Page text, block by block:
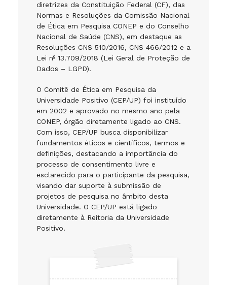
diretrizes da Constituição Federal (CF), das
Normas e Resoluções da Comissão Nacional
de Ética em Pesquisa CONEP e do Conselho
Nacional de Saúde (CNS), em destaque as
Resoluções CNS 510/2016, CNS 466/2012 e a
Lei nº 13.709/2018 (Lei Geral de Proteção de
Dados – LGPD).
O Comitê de Ética em Pesquisa da
Universidade Positivo (CEP/UP) foi instituído
em 2002 e aprovado no mesmo ano pela
CONEP, órgão diretamente ligado ao CNS.
Com isso, CEP/UP busca disponibilizar
fundamentos éticos e científicos, termos e
definições, destacando a importância do
processo de consentimento livre e
esclarecido para o participante da pesquisa,
visando dar suporte à submissão de
projetos de pesquisa no âmbito desta
Universidade. O CEP/UP está ligado
diretamente à Reitoria da Universidade
Positivo.